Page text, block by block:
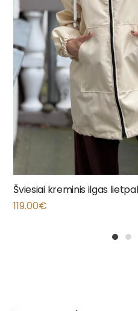
Šviesiai kreminis ilgas
119.00€